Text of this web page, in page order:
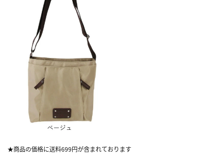
★商品の価格に送料699円が含まれております